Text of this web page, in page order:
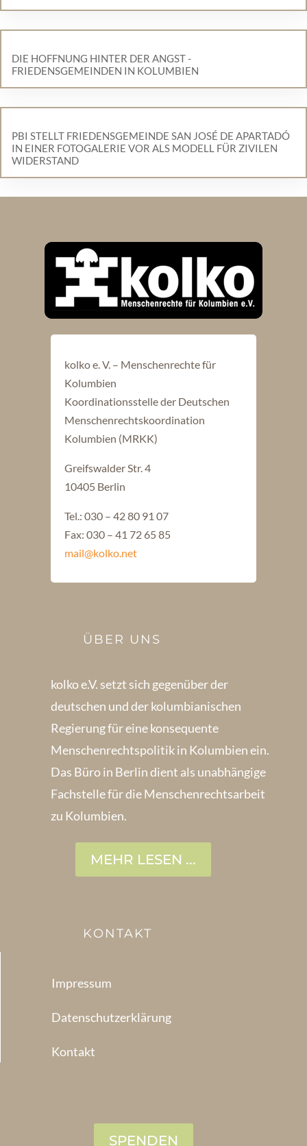
DIE HOFFNUNG HINTER DER ANGST -
FRIEDENSGEMEINDEN IN KOLUMBIEN
PBI STELLT FRIEDENSGEMEINDE SAN JOSÉ DE APARTADÓ
IN EINER FOTOGALERIE VOR ALS MODELL FÜR ZIVILEN
WIDERSTAND
kolko e. V. – Menschenrechte für
Kolumbien
Koordinationsstelle der Deutschen
Menschenrechtskoordination
Kolumbien (MRKK)
Greifswalder Str. 4
10405 Berlin
Tel.: 030 – 42 80 91 07
Fax: 030 – 41 72 65 85
mail@kolko.net
ÜBER UNS
kolko e.V. setzt sich gegenüber der
deutschen und der kolumbianischen
Regierung für eine konsequente
Menschenrechts­politik in Kolum­bien ein.
Das Büro in Berlin dient als unabhängige
Fachstelle für die Menschen­rechtsarbeit
zu Kolumbien.
MEHR LESEN ...
KONTAKT
Impressum
Datenschutzerklärung
Kontakt
SPENDEN